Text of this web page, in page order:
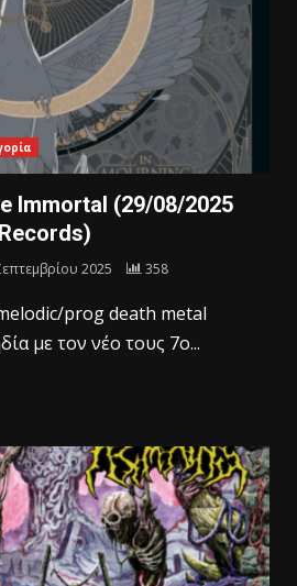
Immortal (29/08/2025
2025 358
prog death metal
με τον νέο τους 7o...